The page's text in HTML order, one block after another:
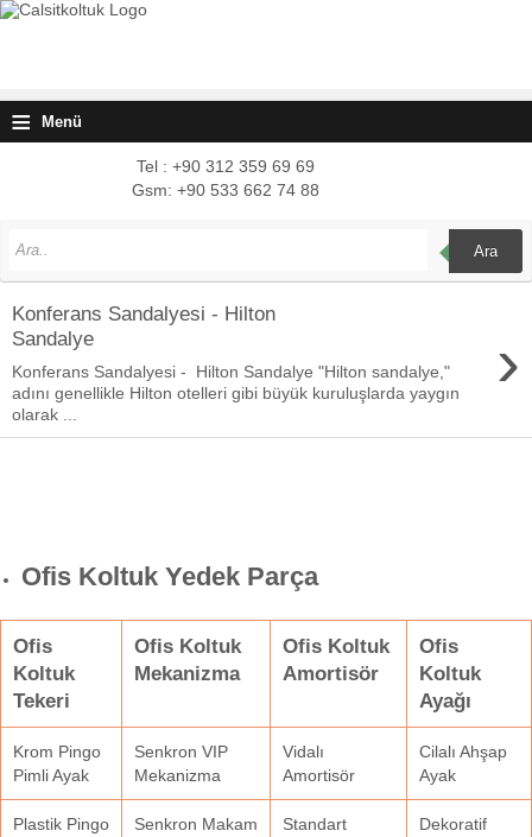
≡ Menü
Tel : +90 312 359 69 69
Gsm: +90 533 662 74 88
Ara
Konferans Sandalyesi - Hilton
Sandalye
›
Konferans Sandalyesi - Hilton Sandalye "Hilton sandalye,"
adını genellikle Hilton otelleri gibi büyük kuruluşlarda yaygın
olarak ...
Ofis Koltuk Yedek Parça
Ofis
Koltuk
Tekeri
Ofis Koltuk
Mekanizma
Ofis Koltuk
Amortisör
Ofis
Koltuk
Ayağı
Krom Pingo
Pimli Ayak
Senkron VIP
Mekanizma
Vidalı
Amortisör
Cilalı Ahşap
Ayak
Plastik Pingo
Senkron Makam
Standart
Dekoratif